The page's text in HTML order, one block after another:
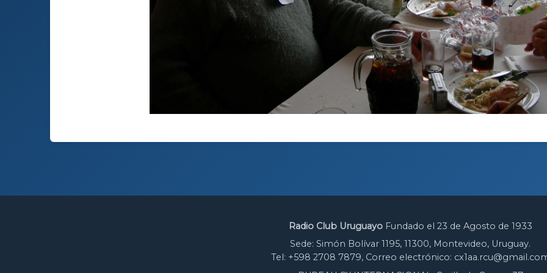
Radio Club UruguayoFundado el 23 de Agosto de 1933
Sede: Simón Bolívar 1195, 11300, Montevideo, Uruguay.
Tel: +598 2708 7879, Correo electrónico: